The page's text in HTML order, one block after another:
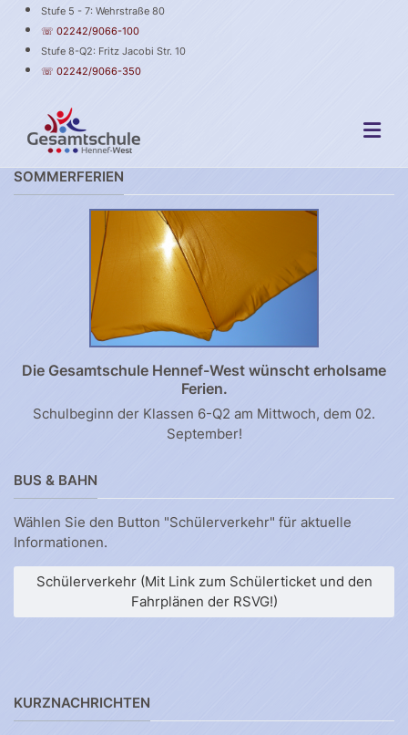
Stufe 5 - 7: Wehrstraße 80
☏ 02242/9066-100
Stufe 8-Q2: Fritz Jacobi Str. 10
☏ 02242/9066-350
SOMMERFERIEN
Die Gesamtschule Hennef-West wünscht erholsame
Ferien.
Schulbeginn der Klassen 6-Q2 am Mittwoch, dem 02.
September!
BUS & BAHN
Wählen Sie den Button "Schülerverkehr" für aktuelle
Informationen.
Schülerverkehr (Mit Link zum Schülerticket und den
Fahrplänen der RSVG!)
KURZNACHRICHTEN